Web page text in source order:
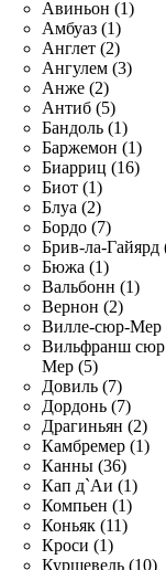
Авиньон (1)
Амбуаз (1)
Англет (2)
Ангулем (3)
Анже (2)
Антиб (5)
Бандоль (1)
Баржемон (1)
Биарриц (16)
Биот (1)
Блуа (2)
Бордо (7)
Брив-ла-Гайярд
Бюжа (1)
Вальбонн (1)
Вернон (2)
Вилле-сюр-Мер
Вильфранш сюр
Мер (5)
Довиль (7)
Дордонь (7)
Драгиньян (2)
Камбремер (1)
Канны (36)
Кап д`Аи (1)
Компьен (1)
Коньяк (11)
Кроси (1)
Куршевель (10)